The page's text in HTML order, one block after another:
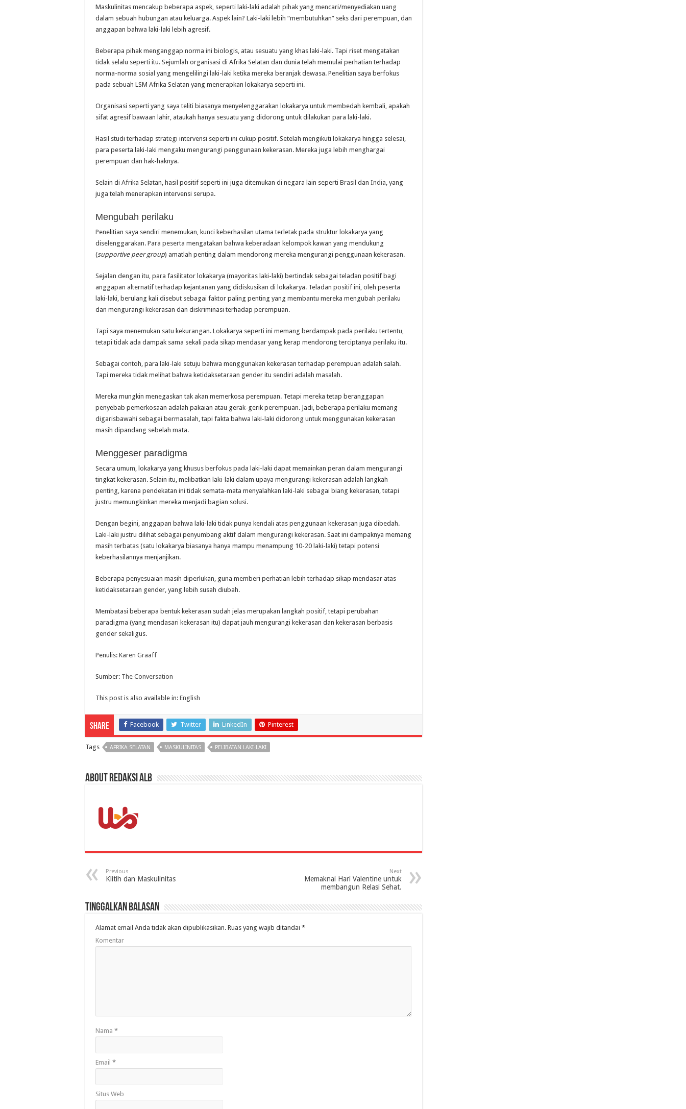
Maskulinitas mencakup beberapa aspek, seperti laki-laki adalah pihak yang mencari/menyediakan uang
dalam sebuah hubungan atau keluarga. Aspek lain? Laki-laki lebih “membutuhkan” seks dari perempuan, dan
anggapan bahwa laki-laki lebih agresif.
Beberapa pihak menganggap norma ini biologis, atau sesuatu yang khas laki-laki. Tapi riset mengatakan
tidak selalu seperti itu. Sejumlah organisasi di Afrika Selatan dan dunia telah memulai perhatian terhadap
norma-norma sosial yang mengelilingi laki-laki ketika mereka beranjak dewasa. Penelitian saya berfokus
pada sebuah LSM Afrika Selatan yang menerapkan lokakarya seperti ini.
Organisasi seperti yang saya teliti biasanya menyelenggarakan lokakarya untuk membedah kembali, apakah
sifat agresif bawaan lahir, ataukah hanya sesuatu yang didorong untuk dilakukan para laki-laki.
Hasil studi terhadap strategi intervensi seperti ini cukup positif. Setelah mengikuti lokakarya hingga selesai,
para peserta laki-laki mengaku mengurangi penggunaan kekerasan. Mereka juga lebih menghargai
perempuan dan hak-haknya.
Selain di Afrika Selatan, hasil positif seperti ini juga ditemukan di negara lain seperti Brasil dan India , yang
juga telah menerapkan intervensi serupa.
Mengubah perilaku
Penelitian saya sendiri menemukan, kunci keberhasilan utama terletak pada struktur lokakarya yang
diselenggarakan. Para peserta mengatakan bahwa keberadaan kelompok kawan yang mendukung
(supportive peer group) amatlah penting dalam mendorong mereka mengurangi penggunaan kekerasan.
Sejalan dengan itu, para fasilitator lokakarya (mayoritas laki-laki) bertindak sebagai teladan positif bagi
anggapan alternatif terhadap kejantanan yang didiskusikan di lokakarya. Teladan positif ini, oleh peserta
laki-laki, berulang kali disebut sebagai faktor paling penting yang membantu mereka mengubah perilaku
dan mengurangi kekerasan dan diskriminasi terhadap perempuan.
Tapi saya menemukan satu kekurangan. Lokakarya seperti ini memang berdampak pada perilaku tertentu,
tetapi tidak ada dampak sama sekali pada sikap mendasar yang kerap mendorong terciptanya perilaku itu.
Sebagai contoh, para laki-laki setuju bahwa menggunakan kekerasan terhadap perempuan adalah salah.
Tapi mereka tidak melihat bahwa ketidaksetaraan gender itu sendiri adalah masalah.
Mereka mungkin menegaskan tak akan memerkosa perempuan. Tetapi mereka tetap beranggapan
penyebab pemerkosaan adalah pakaian atau gerak-gerik perempuan. Jadi, beberapa perilaku memang
digarisbawahi sebagai bermasalah, tapi fakta bahwa laki-laki didorong untuk menggunakan kekerasan
masih dipandang sebelah mata.
Menggeser paradigma
Secara umum, lokakarya yang khusus berfokus pada laki-laki dapat memainkan peran dalam mengurangi
tingkat kekerasan. Selain itu, melibatkan laki-laki dalam upaya mengurangi kekerasan adalah langkah
penting, karena pendekatan ini tidak semata-mata menyalahkan laki-laki sebagai biang kekerasan, tetapi
justru memungkinkan mereka menjadi bagian solusi.
Dengan begini, anggapan bahwa laki-laki tidak punya kendali atas penggunaan kekerasan juga dibedah.
Laki-laki justru dilihat sebagai penyumbang aktif dalam mengurangi kekerasan. Saat ini dampaknya memang
masih terbatas (satu lokakarya biasanya hanya mampu menampung 10-20 laki-laki) tetapi potensi
keberhasilannya menjanjikan.
Beberapa penyesuaian masih diperlukan, guna memberi perhatian lebih terhadap sikap mendasar atas
ketidaksetaraan gender, yang lebih susah diubah.
Membatasi beberapa bentuk kekerasan sudah jelas merupakan langkah positif, tetapi perubahan
paradigma (yang mendasari kekerasan itu) dapat jauh mengurangi kekerasan dan kekerasan berbasis
gender sekaligus.
Penulis: Karen Graaff
Sumber: The Conversation
This post is also available in: English
Share Facebook Twitter LinkedIn Pinterest
Tags AFRIKA SELATAN MASKULINITAS PELIBATAN LAKI-LAKI
About Redaksi ALB
Previous
Klitih dan Maskulinitas
Next
Memaknai Hari Valentine untuk
membangun Relasi Sehat.
Tinggalkan Balasan
Alamat email Anda tidak akan dipublikasikan. Ruas yang wajib ditandai *
Komentar
Nama *
Email *
Situs Web